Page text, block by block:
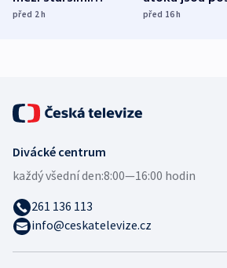
Poláky nebezpečné
před 2h
míní estonský
před 16h
Divácké centrum
každý všední den:8:00—16:00 hodin
261 136 113
info@ceskatelevize.cz